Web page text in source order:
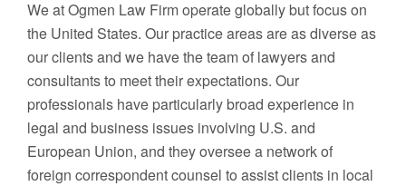
We at Ogmen Law Firm operate globally but focus on
the United States. Our practice areas are as diverse as
our clients and we have the team of lawyers and
consultants to meet their expectations. Our
professionals have particularly broad experience in
legal and business issues involving U.S. and
European Union, and they oversee a network of
foreign correspondent counsel to assist clients in local